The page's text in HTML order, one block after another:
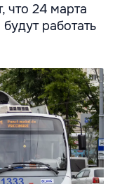
что 24 марта
работать